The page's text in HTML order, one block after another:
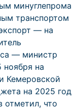
минуглепрома
транспортом
— на
— министр
ноября на
Кемеровской
на 2025 год
отметил, что